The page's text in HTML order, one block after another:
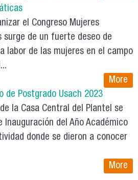
el Congreso Mujeres
surge de un fuerte deseo de
labor de las mujeres en el campo
More
de Postgrado Usach 2023
la Casa Central del Plantel se
Inauguración del Año Académico
donde se dieron a conocer
More